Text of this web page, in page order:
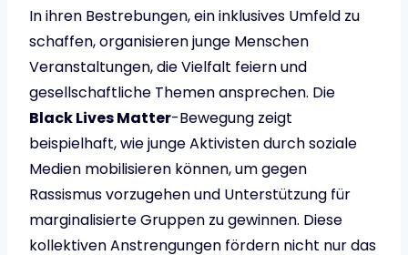
In ihren Bestrebungen, ein inklusives Umfeld zu
schaffen, organisieren junge Menschen
Veranstaltungen, die Vielfalt feiern und
gesellschaftliche Themen ansprechen. Die
Black Lives Matter-Bewegung zeigt
beispielhaft, wie junge Aktivisten durch soziale
Medien mobilisieren können, um gegen
Rassismus vorzugehen und Unterstützung für
marginalisierte Gruppen zu gewinnen. Diese
kollektiven Anstrengungen fördern nicht nur das